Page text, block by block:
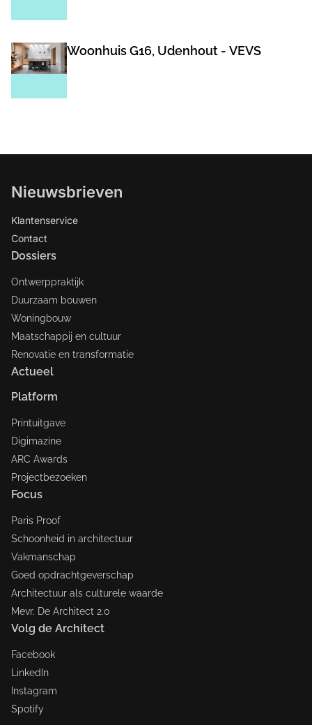
Woonhuis G16, Udenhout - VEVS
Nieuwsbrieven
Klantenservice
Contact
Dossiers
Ontwerppraktijk
Duurzaam bouwen
Woningbouw
Maatschappij en cultuur
Renovatie en transformatie
Actueel
Platform
Printuitgave
Digimazine
ARC Awards
Projectbezoeken
Focus
Paris Proof
Schoonheid in architectuur
Vakmanschap
Goed opdrachtgeverschap
Architectuur als culturele waarde
Mevr. De Architect 2.0
Volg de Architect
Facebook
LinkedIn
Instagram
Spotify